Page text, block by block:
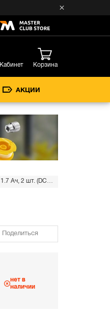
Кабинет Корзина
АКЦИИ
Поделиться
нет в
наличии